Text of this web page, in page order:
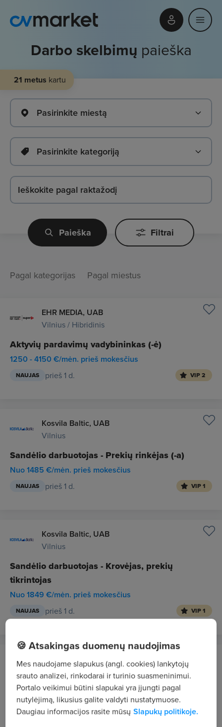
Darbo skelbimų paieška
21 metus kartu
Pasirinkite miestą
Pasirinkite kategoriją
Paieška Filtrai
Pagal kategorijas Pagal miestus
EHR MEDIA, UAB
Vilnius / Hibridinis
Aktyvių pardavimų vadybininkas (-ė)
1250 - 4150 €/mėn. prieš mokesčius
NAUJAS prieš 1 d. VIP 2
Kosvila Baltic, UAB
Vilnius
Sandėlio darbuotojas - Prekių rinkėjas (-a)
Nuo 1485 €/mėn. prieš mokesčius
NAUJAS prieš 1 d. VIP 1
Kosvila Baltic, UAB
Vilnius
Sandėlio darbuotojas - Krovėjas, prekių
tikrintojas
Nuo 1849 €/mėn. prieš mokesčius
NAUJAS prieš 1 d. VIP 1
CVMarket.lt klientas
Vilnius
Tiekimo vadovas (baldų gamyba)
2500 - 2900 €/mėn. prieš mokesčius
🍪 Atsakingas duomenų naudojimas
Mes naudojame slapukus (angl. cookies) lankytojų
srauto analizei, rinkodarai ir turinio suasmeninimui.
Portalo veikimui būtini slapukai yra įjungti pagal
nutylėjimą, likusius galite valdyti nustatymuose.
Daugiau informacijos rasite mūsų Slapukų politikoje.